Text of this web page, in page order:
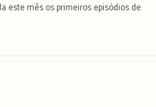
este mês os primeiros episódios de